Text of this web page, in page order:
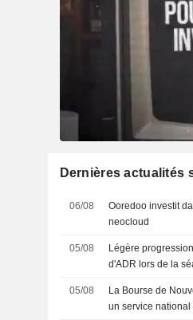
Dernières actualités
06/08
Ooredoo investit
neocloud
05/08
Légère
d'ADR lors de la
05/08
La Bourse de
un service